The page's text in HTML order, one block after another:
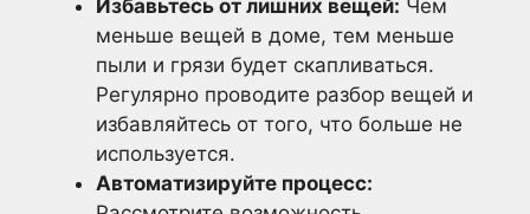
Избавьтесь от лишних вещей: Чем
меньше вещей в доме, тем меньше
пыли и грязи будет скапливаться.
Регулярно проводите разбор вещей и
избавляйтесь от того, что больше не
используется.
Автоматизируйте процесс: